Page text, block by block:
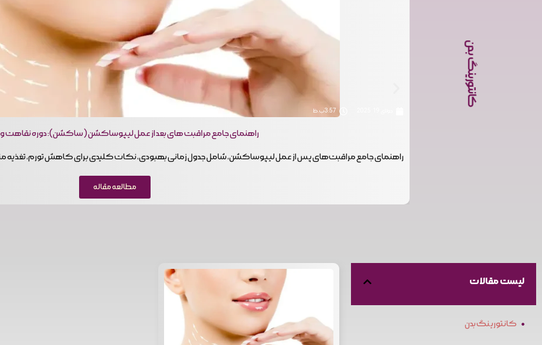
کانتورینگ بدن
3:57 ب.ظ
راهنمای جامع مراقبت های بعد از عمل لیپوساکشن (ساکشن): دوره نقاهت
راهنمای جامع مراقبت‌های پس از عمل لیپوساکشن، شامل جدول زمانی بهبودی، نکات کلیدی برای کاهش تورم، تغذیه
مطالعه مقاله
لیست مقالات
کانتورینگ بدن